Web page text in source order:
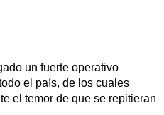
un fuerte operativo
el país, de los cuales
el temor de que se repitieran